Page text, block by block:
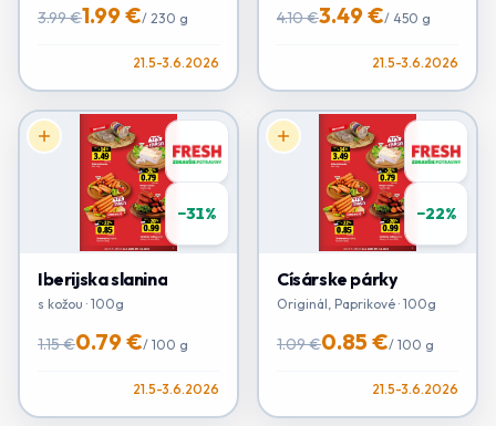
3.99 €1.99 €/ 230 g
21.5-3.6.2026
4.10 €3.49 €/ 450 g
21.5-3.6.2026
−31%
Iberijska slanina
s kožou · 100g
1.15 €0.79 €/ 100 g
21.5-3.6.2026
−22%
Císárske párky
Originál, Paprikové · 100g
1.09 €0.85 €/ 100 g
21.5-3.6.2026